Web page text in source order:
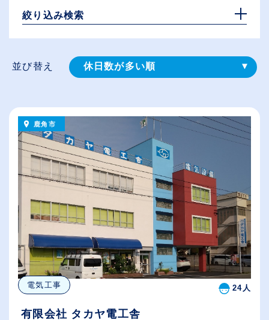
絞り込み検索
並び替え 休日数が多い順
給与が高い順
（⾼卒の給与を基準）
従業員が多い順
鹿角市
電気工事 24人
有限会社 タカヤ電工舎